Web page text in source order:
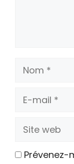
Nom
E-
Site
Prévenez-